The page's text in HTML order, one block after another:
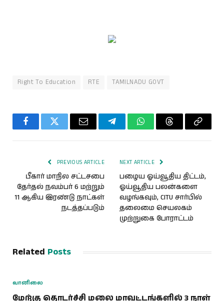
Right To Education RTE TAMILNADU GOVT
FacebookTwitter Email TelegramWhatsAppThreadsCopy
PREVIOUS ARTICLE
பீகார் மாநில சட்டசபை
தேர்தல் நவம்பர் 6 மற்றும்
11 ஆகிய இரண்டு நாட்கள்
நடத்தப்படும்
NEXT ARTICLE
பழைய ஓய்வூதிய திட்டம்,
ஓய்வூதிய பலன்களை
வழங்கவும், CITU சார்பில்
தலைமை செயலகம்
முற்றுகை போராட்டம்
Related Posts
வானிலை
மேற்கு தொடர்ச்சி மலை மாவட்டங்களில் 3 நாள்